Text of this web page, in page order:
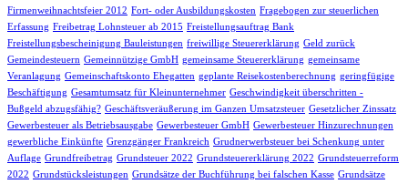
Firmenweihnachtsfeier 2012 Fort- oder Ausbildungskosten Fragebogen zur steuerlichen
Erfassung Freibetrag Lohnsteuer ab 2015 Freistellungsauftrag Bank
Freistellungsbescheinigung Bauleistungen freiwillige Steuererklärung Geld zurück
Gemeindesteuern Gemeinnützige GmbH gemeinsame Steuererklärung gemeinsame
Veranlagung Gemeinschaftskonto Ehegatten geplante Reisekostenberechnung geringfügige
Beschäftigung Gesamtumsatz für Kleinunternehmer Geschwindigkeit überschritten -
Bußgeld abzugsfähig? Geschäftsveräußerung im Ganzen Umsatzsteuer Gesetzlicher Zinssatz
Gewerbesteuer als Betriebsausgabe Gewerbesteuer GmbH Gewerbesteuer Hinzurechnungen
gewerbliche Einkünfte Grenzgänger Frankreich Grudnerwerbsteuer bei Schenkung unter
Auflage Grundfreibetrag Grundsteuer 2022 Grundsteuererklärung 2022 Grundsteuerreform
2022 Grundstücksleistungen Grundsätze der Buchführung bei falschen Kasse Grundsätze